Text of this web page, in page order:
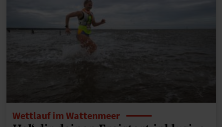
Wettlauf im Wattenmeer